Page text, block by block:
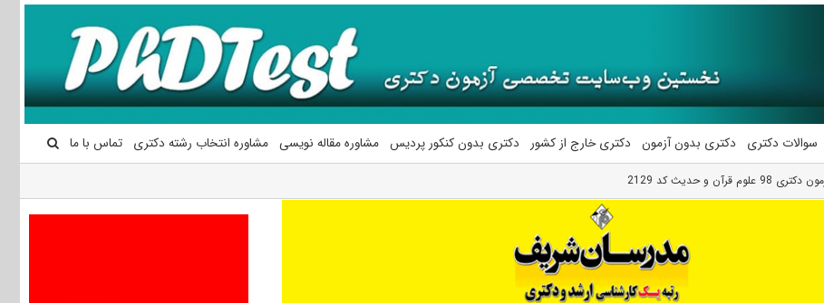
سوالات دکتری دکتری بدون آزمون دکتری خارج از کشور دکتری بدون کنکور پردیس مشاوره مقاله نویسی مشاوره انتخاب رشته دکتری تماس با ما
قرآن و حدیث کد 2129